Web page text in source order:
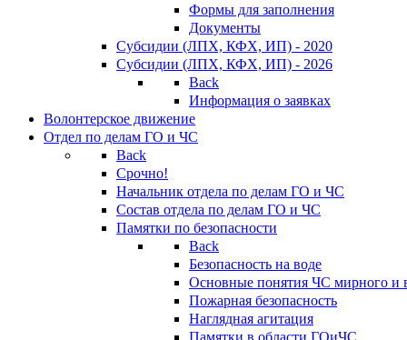
Формы для заполнения
Документы
Субсидии (ЛПХ, КФХ, ИП) - 2020
Субсидии (ЛПХ, КФХ, ИП) - 2026
Back
Информация о заявках
Волонтерское движение
Отдел по делам ГО и ЧС
Back
Срочно!
Начальник отдела по делам ГО и ЧС
Состав отдела по делам ГО и ЧС
Памятки по безопасности
Back
Безопасность на воде
Основные понятия ЧС мирного и
Пожарная безопасность
Наглядная агитация
Памятки в области ГОиЧС